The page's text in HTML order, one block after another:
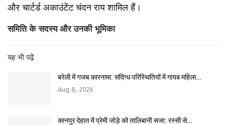
और चार्टर्ड अकाउंटेंट चंदन राय शामिल हैं।
समिति के सदस्य और उनकी भूमिका
यह भी पढ़ें
बरेली में गजब कारनामा: संदिग्ध परिस्थितियों में गायब महिला…
Aug 8, 2026
कानपुर देहात में प्रेमी जोड़े को तालिबानी सजा: रस्सी से…